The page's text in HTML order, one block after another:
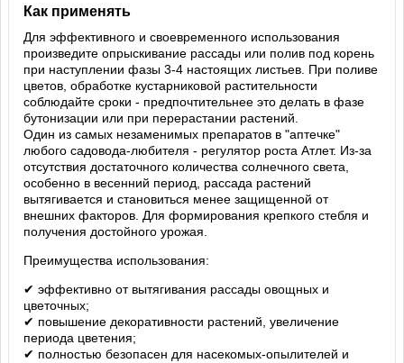
Как применять
Для эффективного и своевременного использования
произведите опрыскивание рассады или полив под корень
при наступлении фазы 3-4 настоящих листьев. При поливе
цветов, обработке кустарниковой растительности
соблюдайте сроки - предпочтительнее это делать в фазе
бутонизации или при перерастании растений.
Один из самых незаменимых препаратов в "аптечке"
любого садовода-любителя - регулятор роста Атлет. Из-за
отсутствия достаточного количества солнечного света,
особенно в весенний период, рассада растений
вытягивается и становиться менее защищенной от
внешних факторов. Для формирования крепкого стебля и
получения достойного урожая.
Преимущества использования:
✔ эффективно от вытягивания рассады овощных и
цветочных;
✔ повышение декоративности растений, увеличение
периода цветения;
✔ полностью безопасен для насекомых-опылителей и